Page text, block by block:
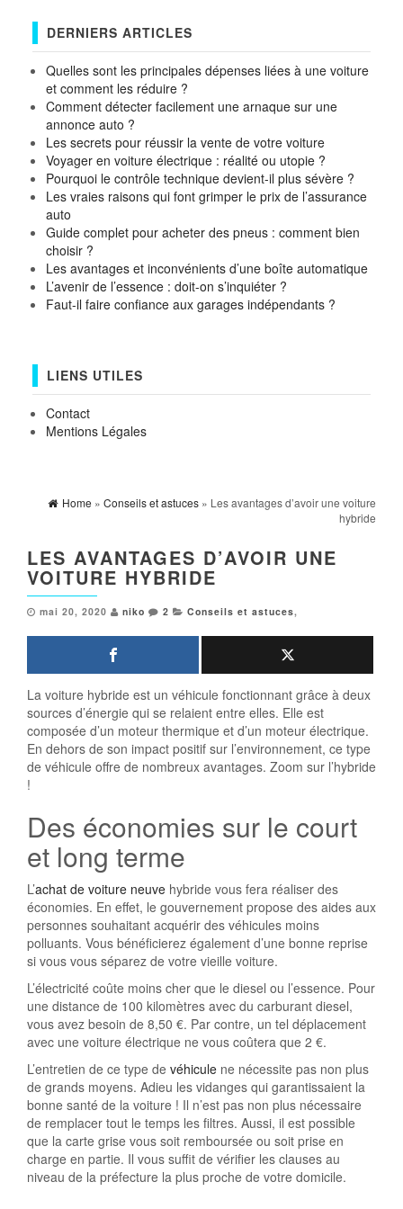
DERNIERS ARTICLES
Quelles sont les principales dépenses liées à une voiture
et comment les réduire ?
Comment détecter facilement une arnaque sur une
annonce auto ?
Les secrets pour réussir la vente de votre voiture
Voyager en voiture électrique : réalité ou utopie ?
Pourquoi le contrôle technique devient-il plus sévère ?
Les vraies raisons qui font grimper le prix de l’assurance
auto
Guide complet pour acheter des pneus : comment bien
choisir ?
Les avantages et inconvénients d’une boîte automatique
L’avenir de l’essence : doit-on s’inquiéter ?
Faut-il faire confiance aux garages indépendants ?
LIENS UTILES
Contact
Mentions Légales
Home » Conseils et astuces » Les avantages d’avoir une voiture
hybride
LES AVANTAGES D’AVOIR UNE
VOITURE HYBRIDE
mai 20, 2020 niko 2 Conseils et astuces,
La voiture hybride est un véhicule fonctionnant grâce à deux
sources d’énergie qui se relaient entre elles. Elle est
composée d’un moteur thermique et d’un moteur électrique.
En dehors de son impact positif sur l’environnement, ce type
de véhicule offre de nombreux avantages. Zoom sur l’hybride
!
Des économies sur le court
et long terme
L’achat de voiture neuve hybride vous fera réaliser des
économies. En effet, le gouvernement propose des aides aux
personnes souhaitant acquérir des véhicules moins
polluants. Vous bénéficierez également d’une bonne reprise
si vous vous séparez de votre vieille voiture.
L’électricité coûte moins cher que le diesel ou l’essence. Pour
une distance de 100 kilomètres avec du carburant diesel,
vous avez besoin de 8,50 €. Par contre, un tel déplacement
avec une voiture électrique ne vous coûtera que 2 €.
L’entretien de ce type de véhicule ne nécessite pas non plus
de grands moyens. Adieu les vidanges qui garantissaient la
bonne santé de la voiture ! Il n’est pas non plus nécessaire
de remplacer tout le temps les filtres. Aussi, il est possible
que la carte grise vous soit remboursée ou soit prise en
charge en partie. Il vous suffit de vérifier les clauses au
niveau de la préfecture la plus proche de votre domicile.